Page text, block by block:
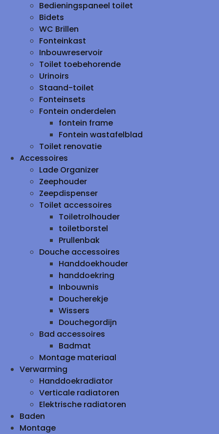
Bedieningspaneel toilet
Bidets
WC Brillen
Fonteinkast
Inbouwreservoir
Toilet toebehorende
Urinoirs
Staand-toilet
Fonteinsets
Fontein onderdelen
fontein frame
Fontein wastafelblad
Toilet renovatie
Accessoires
Lade Organizer
Zeephouder
Zeepdispenser
Toilet accessoires
Toiletrolhouder
toiletborstel
Prullenbak
Douche accessoires
Handdoekhouder
handdoekring
Inbouwnis
Doucherekje
Wissers
Douchegordijn
Bad accessoires
Badmat
Montage materiaal
Verwarming
Handdoekradiator
Verticale radiatoren
Elektrische radiatoren
Baden
Montage